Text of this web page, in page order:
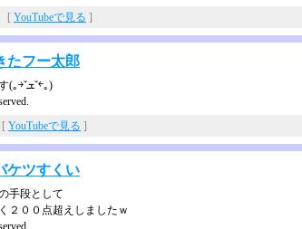
[ YouTubeで見る ]
たフー太郎
中央広場に３箇所、フー太郎が顔を出します(｡￫ˇܫˇ￩｡)
[ YouTubeで見る ]
ケツすくい
手段として
２００点超えしましたｗ